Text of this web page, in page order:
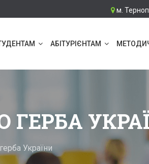
м.
АБІТУРІЄНТАМ
ГЕРБА
України